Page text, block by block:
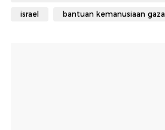
israel bantuan kemanusiaan gaza